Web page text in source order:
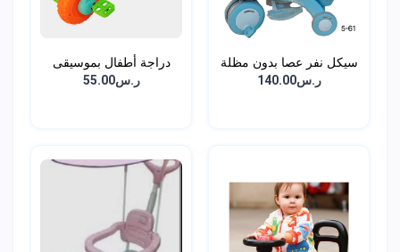
سيكل نفر عصا بدون مظلة
ر.س140.00
دراجة أطفال بموسيقى
وان...ر.س55.00